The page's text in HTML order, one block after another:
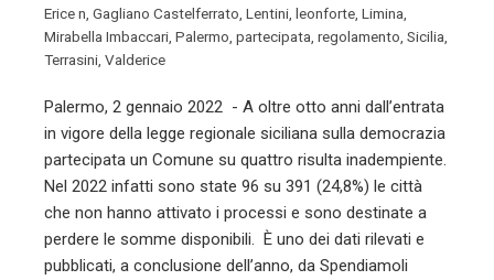
Erice n Gagliano Castelferrato Lentini leonforte Limina
Mirabella Imbaccari Palermo partecipata regolamento Sicilia
Terrasini Valderice
Palermo, 2 gennaio 2022 - A oltre otto anni dall’entrata
in vigore della legge regionale siciliana sulla democrazia
partecipata un Comune su quattro risulta inadempiente.
Nel 2022 infatti sono state 96 su 391 (24,8%) le città
che non hanno attivato i processi e sono destinate a
perdere le somme disponibili. È uno dei dati rilevati e
pubblicati, a conclusione dell’anno, da Spendiamoli